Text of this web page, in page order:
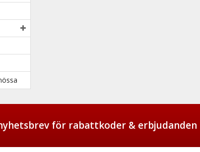
för rabattkoder & erbjudanden